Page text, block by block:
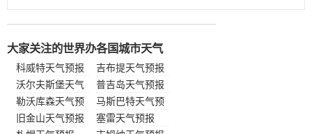
大家关注的世界办各国城市天气
科威特天气预报
吉布提天气预报
沃尔夫斯堡天气
预报
普吉岛天气预报
勒沃库森天气预
报
马斯巴特天气预
报
旧金山天气预报
塞雷天气预报